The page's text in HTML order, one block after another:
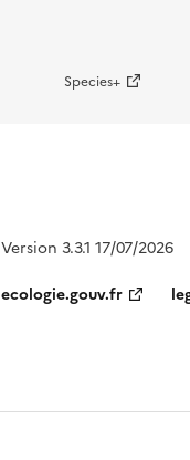
Species+
Version 3.3.1 17/07/2026
ecologie.gouv.fr